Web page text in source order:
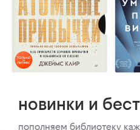
новинки и
пополняем библиотеку